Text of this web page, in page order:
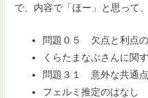
で、内容で「ほー」と思って
問題０５ 欠点と利点
くらたまなぶさんに関
問題３１ 意外な共通
フェルミ推定のはなし